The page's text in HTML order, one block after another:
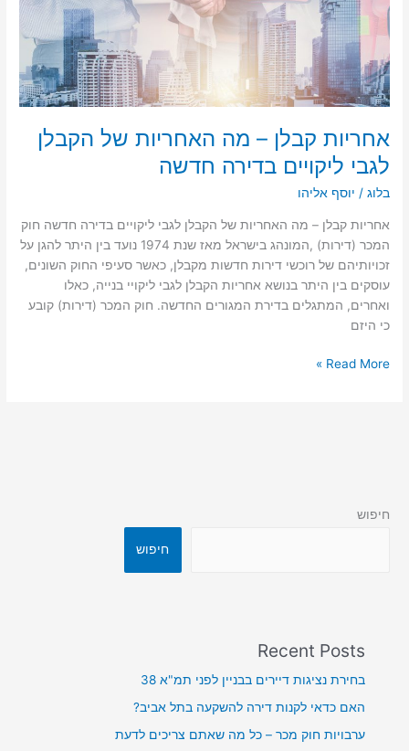
אחריות קבלן – מה האחריות של הקבלן
לגבי ליקויים בדירה חדשה
בלוג / יוסף אליהו
אחריות קבלן – מה האחריות של הקבלן לגבי ליקויים בדירה חדשה חוק
המכר (דירות) ,המונהג בישראל מאז שנת 1974 נועד בין היתר להגן על
זכויותיהם של רוכשי דירות חדשות מקבלן, כאשר סעיפי החוק השונים,
עוסקים בין היתר בנושא אחריות הקבלן לגבי ליקויי בנייה, כאלו
ואחרים, המתגלים בדירת המגורים החדשה. חוק המכר (דירות) קובע
כי היזם
לגבי
ליקויים
בדירה
חדשה
Read More »
חיפוש
חיפוש
Recent Posts
בחירת נציגות דיירים בבניין לפני תמ"א 38
האם כדאי לקנות דירה להשקעה בתל אביב?
ערבויות חוק מכר – כל מה שאתם צריכים לדעת